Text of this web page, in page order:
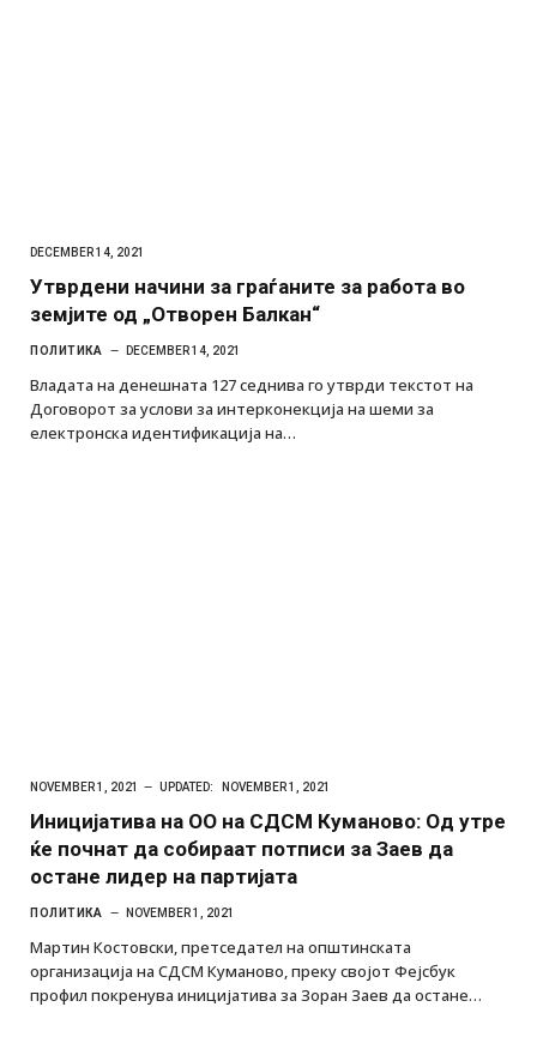
DECEMBER 14, 2021
Утврдени начини за граѓаните за работа во
земјите од „Отворен Балкан“
ПОЛИТИКА DECEMBER 14, 2021
Владата на денешната 127 седнива го утврди текстот на
Договорот за услови за интерконекција на шеми за
електронска идентификација на…
NOVEMBER 1, 2021 UPDATED: NOVEMBER 1, 2021
Иницијатива на ОО на СДСМ Куманово: Од утре
ќе почнат да собираат потписи за Заев да
остане лидер на партијата
ПОЛИТИКА NOVEMBER 1, 2021
Мартин Костовски, претседател на општинската
организација на СДСМ Куманово, преку својот Фејсбук
профил покренува иницијатива за Зоран Заев да остане…